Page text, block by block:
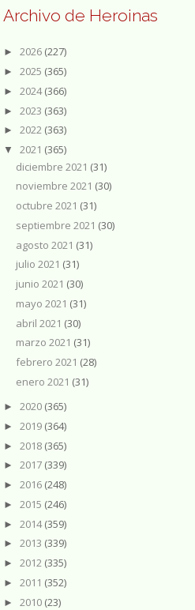
Archivo de Heroinas
► 2026 (227)
► 2025 (365)
► 2024(366)
► 2023 (363)
► 2022 (363)
▼ 2021 (365)
diciembre 2021 (31)
noviembre 2021 (30)
octubre 2021 (31)
septiembre 2021 (30)
agosto 2021 (31)
julio 2021 (31)
junio 2021 (30)
mayo 2021 (31)
abril 2021 (30)
marzo 2021 (31)
febrero 2021 (28)
enero 2021 (31)
► 2020 (365)
► 2019 (364)
► 2018 (365)
► 2017 (339)
► 2016 (248)
► 2015 (246)
► 2014(359)
► 2013 (339)
► 2012 (335)
► 2011 (352)
► 2010 (23)